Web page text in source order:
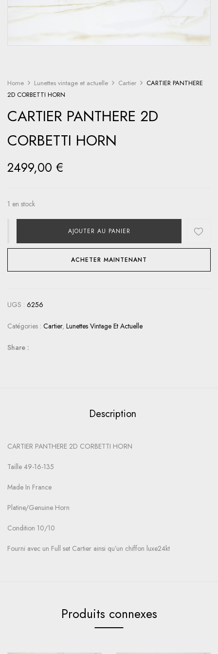
Home Lunettes vintage et actuelle Cartier
CARTIER PANTHERE
2D CORBETTI HORN
CARTIER PANTHERE 2D
CORBETTI HORN
2499,00 €
1 en stock
AJOUTER AU PANIER
ACHETER MAINTENANT
UGS : 6256
Catégories : Cartier, Lunettes Vintage Et Actuelle
Share :
Description
CARTIER PANTHERE 2D CORBETTI HORN
Taille 49-16-135
Made In France
Platine/Genuine Horn
Condition 10/10
Fourni avec un Full set Cartier ainsi qu’un chiffon luxe24kt
Produits connexes